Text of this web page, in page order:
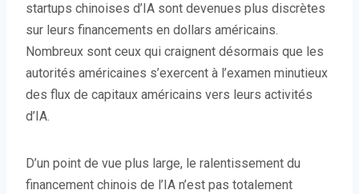
startups chinoises d’IA sont devenues plus discrètes
sur leurs financements en dollars américains.
Nombreux sont ceux qui craignent désormais que les
autorités américaines s’exercent à l’examen minutieux
des flux de capitaux américains vers leurs activités
d’IA.
D’un point de vue plus large, le ralentissement du
financement chinois de l’IA n’est pas totalement